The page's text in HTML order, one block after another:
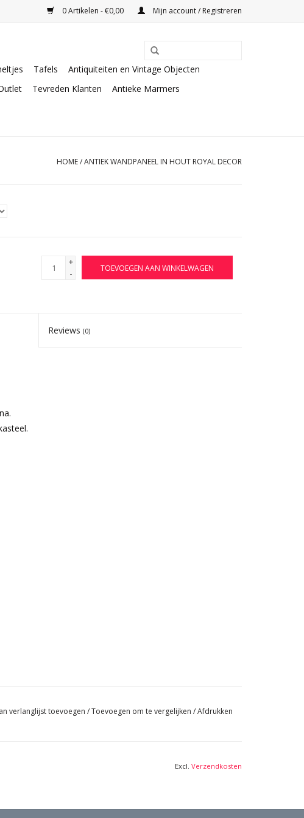
0 Artikelen - €0,00 Mijn account / Registreren
Tafels
Antiquiteiten en Vintage Objecten
Tevreden Klanten
Antieke Marmers
HOME/ANTIEK WANDPANEEL IN HOUT ROYAL DECOR
+
-
TOEVOEGEN AAN WINKELWAGEN
Reviews(0)
verlanglijst toevoegen /Toevoegen om te vergelijken /Afdrukken
Excl. Verzendkosten